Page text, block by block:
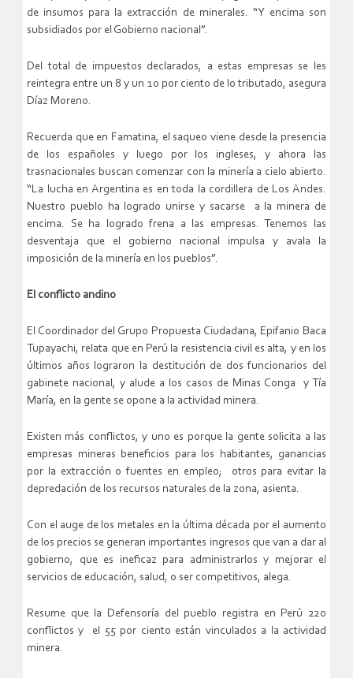
de insumos para la extracción de minerales. “Y encima son
subsidiados por el Gobierno nacional”.
Del total de impuestos declarados, a estas empresas se les
reintegra entre un 8 y un 10 por ciento de lo tributado, asegura
Díaz Moreno.
Recuerda que en Famatina, el saqueo viene desde la presencia
de los españoles y luego por los ingleses, y ahora las
trasnacionales buscan comenzar con la minería a cielo abierto.
“La lucha en Argentina es en toda la cordillera de Los Andes.
Nuestro pueblo ha logrado unirse y sacarse a la minera de
encima. Se ha logrado frena a las empresas. Tenemos las
desventaja que el gobierno nacional impulsa y avala la
imposición de la minería en los pueblos”.
El conflicto andino
El Coordinador del Grupo Propuesta Ciudadana, Epifanio Baca
Tupayachi, relata que en Perú la resistencia civil es alta, y en los
últimos años lograron la destitución de dos funcionarios del
gabinete nacional, y alude a los casos de Minas Conga y Tía
María, en la gente se opone a la actividad minera.
Existen más conflictos, y uno es porque la gente solicita a las
empresas mineras beneficios para los habitantes, ganancias
por la extracción o fuentes en empleo; otros para evitar la
depredación de los recursos naturales de la zona, asienta.
Con el auge de los metales en la última década por el aumento
de los precios se generan importantes ingresos que van a dar al
gobierno, que es ineficaz para administrarlos y mejorar el
servicios de educación, salud, o ser competitivos, alega.
Resume que la Defensoría del pueblo registra en Perú 220
conflictos y el 55 por ciento están vinculados a la actividad
minera.